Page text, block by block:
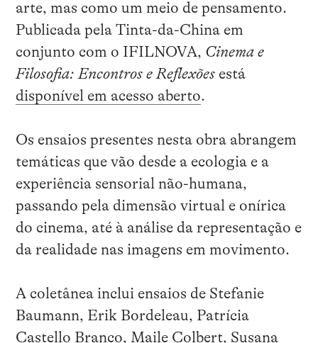
arte, mas como um meio de pensamento.
Publicada pela Tinta-da-China em
conjunto com o IFILNOVA, Cinema e
Filosofia: Encontros e Reflexõesestá
disponível em acesso aberto.
Os ensaios presentes nesta obra abrangem
temáticas que vão desde a ecologia e a
experiência sensorial não-humana,
passando pela dimensão virtual e onírica
do cinema, até à análise da representação e
da realidade nas imagens em movimento.
A coletânea inclui ensaios de Stefanie
Baumann, Erik Bordeleau, Patrícia
Castello Branco, Maile Colbert, Susana